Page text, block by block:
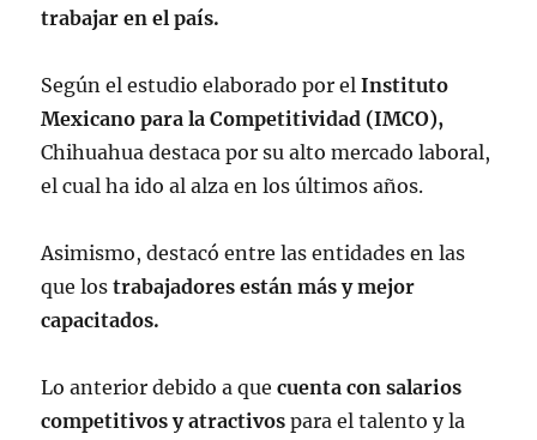
trabajar en el país.
Según el estudio elaborado por el Instituto
Mexicano para la Competitividad (IMCO),
Chihuahua destaca por su alto mercado laboral,
el cual ha ido al alza en los últimos años.
Asimismo, destacó entre las entidades en las
que los trabajadores están más y mejor
capacitados.
Lo anterior debido a que cuenta con salarios
competitivos y atractivos para el talento y la